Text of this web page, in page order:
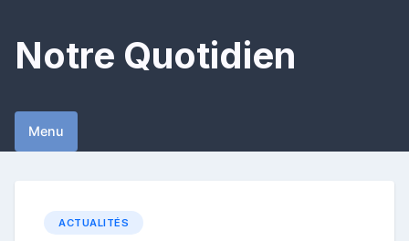
content
Notre Quotidien
Menu
ACTUALITÉS